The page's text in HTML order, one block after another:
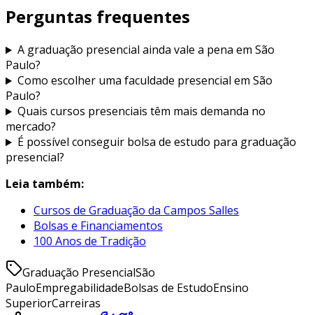
Perguntas frequentes
A graduação presencial ainda vale a pena em São
Paulo?
Como escolher uma faculdade presencial em São
Paulo?
Quais cursos presenciais têm mais demanda no
mercado?
É possível conseguir bolsa de estudo para graduação
presencial?
Leia também:
Cursos de Graduação da Campos Salles
Bolsas e Financiamentos
100 Anos de Tradição
Graduação PresencialSão
PauloEmpregabilidadeBolsas de EstudoEnsino
SuperiorCarreiras